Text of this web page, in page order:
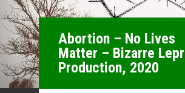
Abortion – No Lives
Matter – Bizarre
Production, 2020